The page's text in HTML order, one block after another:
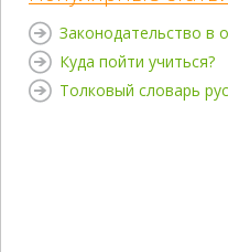
Законодательство в
Куда пойти учиться?
Толковый словарь